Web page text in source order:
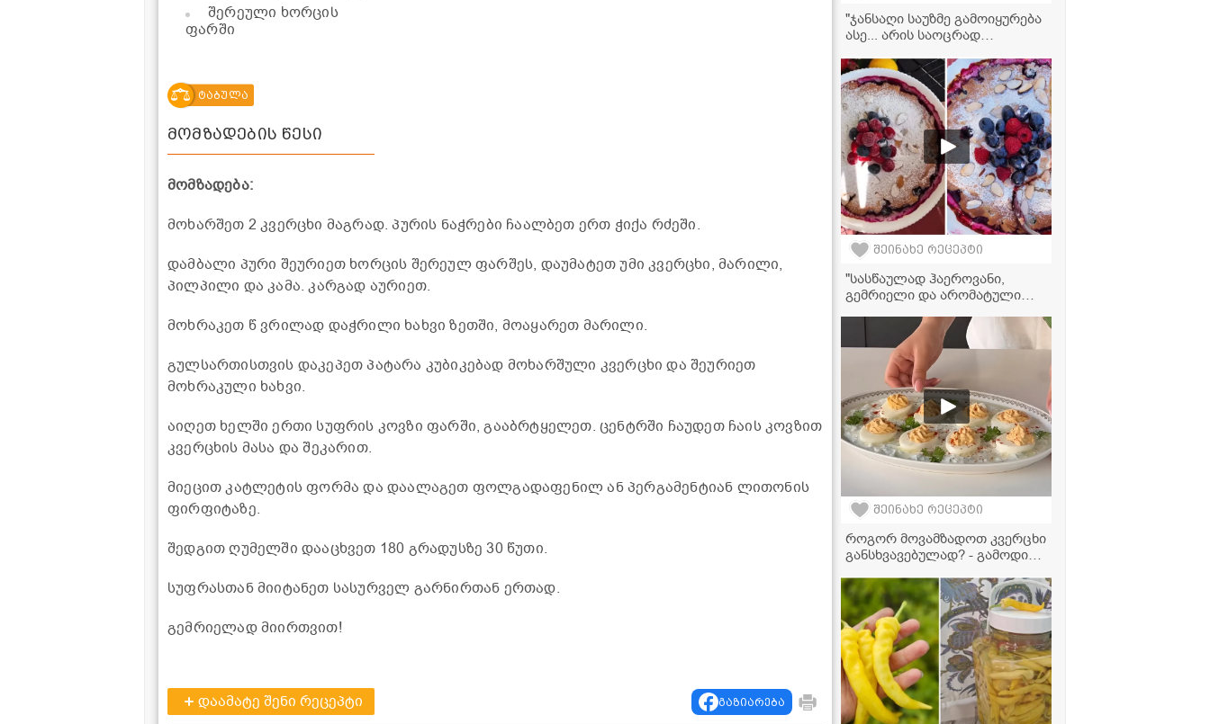
შერეული ხორცის
ფარში
ტაბულა
მომზადების წესი
მომზადება:
მოხარშეთ 2 კვერცხი მაგრად. პურის ნაჭრები ჩაალბეთ ერთ ჭიქა რძეში.
დამბალი პური შეურიეთ ხორცის შერეულ ფარშეს, დაუმატეთ უმი კვერცხი, მარილი,
პილპილი და კამა. კარგად აურიეთ.
მოხრაკეთ წ ვრილად დაჭრილი ხახვი ზეთში, მოაყარეთ მარილი.
გულსართისთვის დაკეპეთ პატარა კუბიკებად მოხარშული კვერცხი და შეურიეთ
მოხრაკული ხახვი.
აიღეთ ხელში ერთი სუფრის კოვზი ფარში, გააბრტყელეთ. ცენტრში ჩაუდეთ ჩაის კოვზით
კვერცხის მასა და შეკარით.
მიეცით კატლეტის ფორმა და დაალაგეთ ფოლგადაფენილ ან პერგამენტიან ლითონის
ფირფიტაზე.
შედგით ღუმელში დააცხვეთ 180 გრადუსზე 30 წუთი.
სუფრასთან მიიტანეთ სასურველ გარნირთან ერთად.
გემრიელად მიირთვით!
დაამატე შენი რეცეპტი გაზიარება
"ჯანსაღი საუზმე გამოიყურება
ასე... არის საოცრად
სენდვიჩი
შეინახე რეცეპტი
"სასწაულად ჰაეროვანი,
გემრიელი და არომატული
რომელიც ძალიან მარტივად
მზადდება!" - მკითხველის
ვიდეორეცეპტი
შეინახე რეცეპტი
როგორ მოვამზადოთ კვერცხი
განსხვავებულად? - გამოდის
გემრიელი